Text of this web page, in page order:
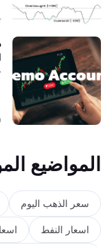
المواضيع
سعر الذهب اليوم
اسعار النفط